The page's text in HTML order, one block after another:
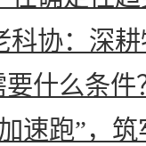
科协：深
要什么条
速跑”，筑